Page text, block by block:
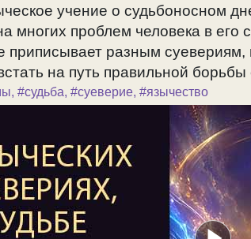
учение о судьбоносном
многих проблем человека в его
приписывает разным
на путь правильной
, #судьба, #суеверие, #язычество